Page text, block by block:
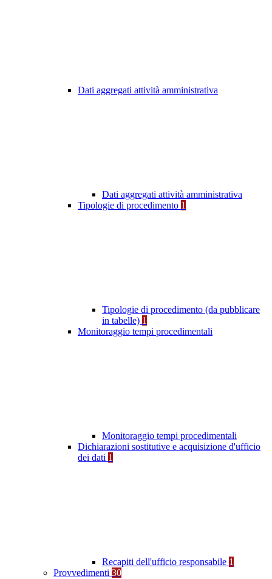
Dati aggregati attività amministrativa
Dati aggregati attività amministrativa
Tipologie di procedimento 1
Tipologie di procedimento (da pubblicare
in tabelle) 1
Monitoraggio tempi procedimentali
Monitoraggio tempi procedimentali
Dichiarazioni sostitutive e acquisizione d'ufficio
dei dati 1
Recapiti dell'ufficio responsabile 1
Provvedimenti 30